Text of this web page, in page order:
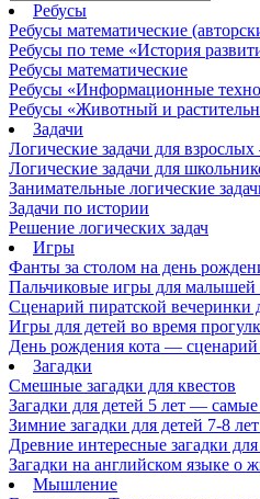
Ребусы
Ребусы математические
Ребусы по теме «История
Ребусы математические
Ребусы «Информационные
Ребусы «Животный и
Задачи
Логические задачи для
Логические задачи для
Занимательные логические
Задачи по истории
Решение логических задач
Игры
Фанты за столом на день
Пальчиковые игры для малышей
Сценарий пиратской вечеринки
Игры для детей во время
День рождения кота — сценарий
Загадки
Смешные загадки для квестов
Загадки для детей 5 лет — самые
Зимние загадки для детей 7-8
Древние интересные загадки
Загадки на английском языке о
Мышление